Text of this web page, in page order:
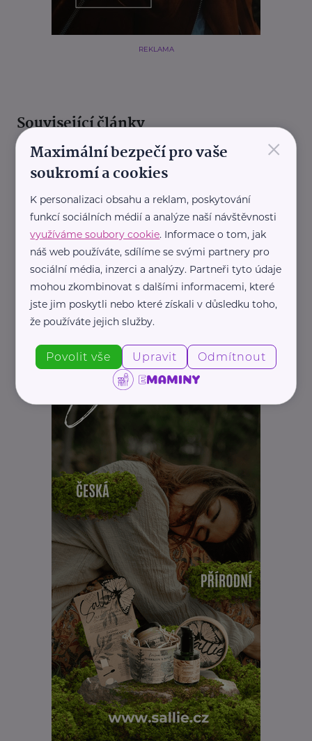
REKLAMA
Související články
Redakce eMaminy.cz
Sýrový chléb
Recepty
×
Maximální bezpečí pro vaše
soukromí a cookies
K personalizaci obsahu a reklam, poskytování
funkcí sociálních médií a analýze naší návštěvnosti
využíváme soubory cookie. Informace o tom, jak
náš web používáte, sdílíme se svými partnery pro
sociální média, inzerci a analýzy. Partneři tyto údaje
mohou zkombinovat s dalšími informacemi, které
jste jim poskytli nebo které získali v důsledku toho,
že používáte jejich služby.
Povolit vše Upravit Odmítnout